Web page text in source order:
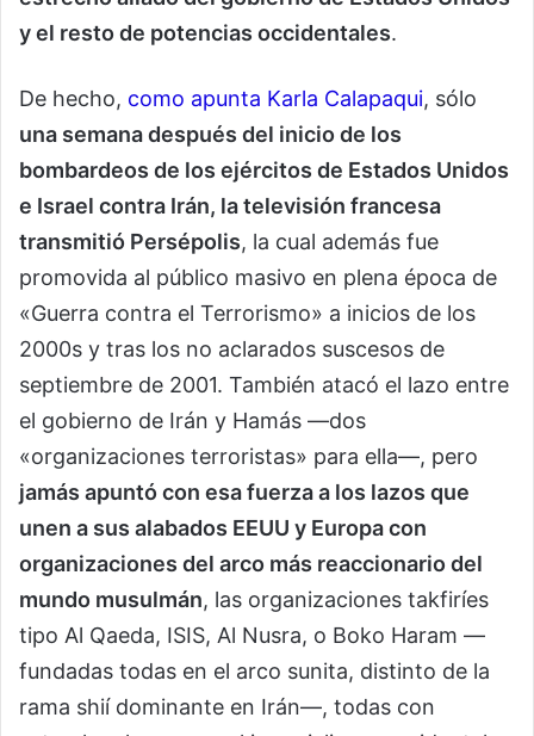
y el resto de potencias occidentales.
De hecho, como apunta Karla Calapaqui, sólo
una semana después del inicio de los
bombardeos de los ejércitos de Estados Unidos
e Israel contra Irán, la televisión francesa
transmitió Persépolis, la cual además fue
promovida al público masivo en plena época de
«Guerra contra el Terrorismo» a inicios de los
2000s y tras los no aclarados suscesos de
septiembre de 2001. También atacó el lazo entre
el gobierno de Irán y Hamás —dos
«organizaciones terroristas» para ella—, pero
jamás apuntó con esa fuerza a los lazos que
unen a sus alabados EEUU y Europa con
organizaciones del arco más reaccionario del
mundo musulmán, las organizaciones takfiríes
tipo Al Qaeda, ISIS, Al Nusra, o Boko Haram —
fundadas todas en el arco sunita, distinto de la
rama shií dominante en Irán—, todas con